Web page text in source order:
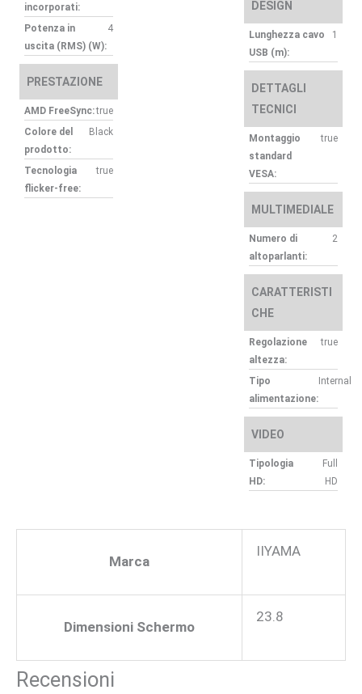
incorporati:
Potenza in
uscita (RMS) (W):
4
PRESTAZIONE
AMD FreeSync:true
Colore del
prodotto:
Black
Tecnologia
flicker-free:
true
DESIGN
Lunghezza cavo
USB (m):
1
DETTAGLI
TECNICI
Montaggio
standard
VESA:
true
MULTIMEDIALE
Numero di
altoparlanti:
2
CARATTERISTI
CHE
Regolazione
altezza:
true
Tipo
alimentazione:
Internal
VIDEO
Tipologia
HD:
Full
HD
Marca
IIYAMA
Dimensioni Schermo
23.8
Recensioni